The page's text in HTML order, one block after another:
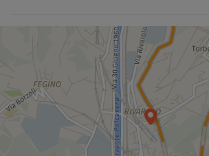
Capelli Massaggio